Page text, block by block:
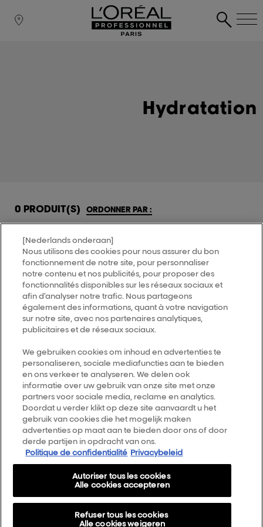
Hydratation
0 PRODUIT(S) ORDONNER PAR :
MY HAIR[iD]
Trouver un salon
Follow us
L’Oréal Professionnel
14, rue Royale 75008 PARIS
consumercareNL@loreal.com
Retour haut de page
Choisir votre pays
Plan du site
Conditions générales
Politique de confidentialité
[Nederlands onderaan]
Nous utilisons des cookies pour nous assurer du bon
fonctionnement de notre site, pour personnaliser
notre contenu et nos publicités, pour proposer des
fonctionnalités disponibles sur les réseaux sociaux et
afin d’analyser notre trafic. Nous partageons
également des informations, quant à votre navigation
sur notre site, avec nos partenaires analytiques,
publicitaires et de réseaux sociaux.
We gebruiken cookies om inhoud en advertenties te
personaliseren, sociale mediafuncties aan te bieden
en ons verkeer te analyseren. We delen ook
informatie over uw gebruik van onze site met onze
partners voor sociale media, reclame en analytics.
Doordat u verder klikt op deze site aanvaardt u het
gebruik van cookies die het mogelijk maken
advertenties op maat aan te bieden door ons of door
derde partijen in opdracht van ons.
Politique de confidentialité Privacybeleid
Refuser tous les cookies
Alle cookies weigeren
Autoriser tous les cookies
Alle cookies accepteren